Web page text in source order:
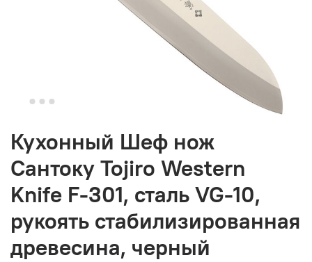
Кухонный Шеф нож
Сантоку Tojiro Western
Knife F-301, сталь VG-10,
рукоять стабилизированная
древесина, черный